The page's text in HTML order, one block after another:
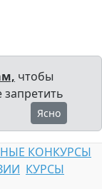
чтобы
Ясно
КОНКУРСЫ
КУРСЫ